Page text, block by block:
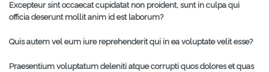
Excepteur sint occaecat cupidatat non proident, sunt in culpa qui
officia deserunt mollit anim id est laborum?
Quis autem vel eum iure reprehenderit qui in ea voluptate velit esse?
Praesentium voluptatum deleniti atque corrupti quos dolores et quas